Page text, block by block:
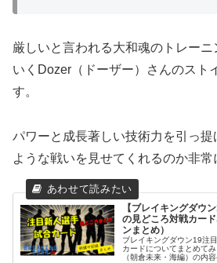
厳しいと言われる大和魂のトレー
いくDozer（ドーザー）さんのスト
す。
パワーと成長著しい技術力を引っ
ような戦いを見せてくれるのか非常
【ブレイキングダウ
の見どころ対戦カー
ンまとめ）
ブレイキングダウン19注
カードについてまとめて
（朝倉未来・海編）の内